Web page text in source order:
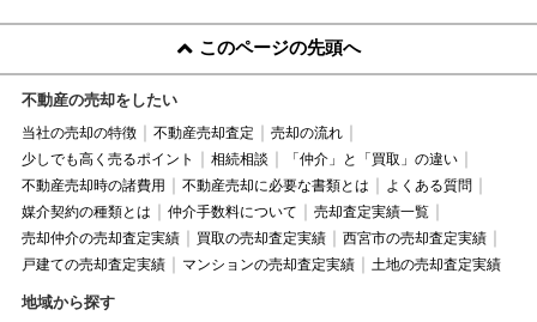
このページの先頭へ
不動産の売却をしたい
当社の売却の特徴 不動産売却査定
売却の流れ
少しでも高く売るポイント
相続相談
「仲介」と「買取」の違い
不動産売却時の諸費用
不動産売却に必要な書類とは
よくある質問
媒介契約の種類とは
仲介手数料について
売却査定実績一覧
売却仲介の売却査定実績
買取の売却査定実績
西宮市の売却査定実績
戸建ての売却査定実績
マンションの売却査定実績 土地の売却査定実績
地域から探す